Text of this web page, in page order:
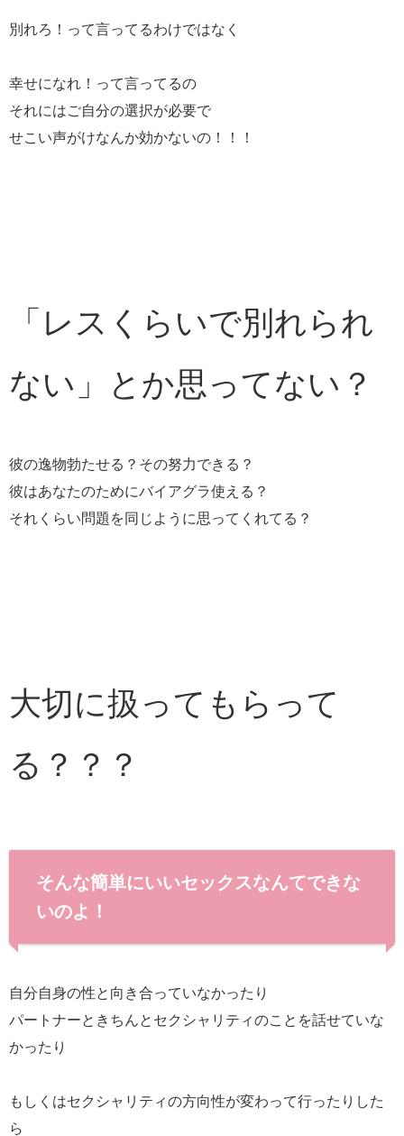
別れろ！って言ってるわけではなく
幸せになれ！って言ってるの
それにはご自分の選択が必要で
せこい声がけなんか効かないの！！！
「レスくらいで別れられ
ない」とか思ってない？
彼の逸物勃たせる？その努力できる？
彼はあなたのためにバイアグラ使える？
それくらい問題を同じように思ってくれてる？
大切に扱ってもらって
る？？？
そんな簡単にいいセックスなんてできな
いのよ！
自分自身の性と向き合っていなかったり
パートナーときちんとセクシャリティのことを話せていな
かったり
もしくはセクシャリティの方向性が変わって行ったりした
ら